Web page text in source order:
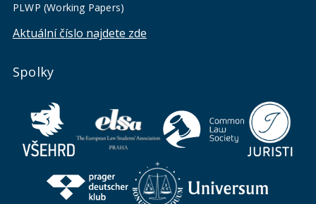
PLWP (Working Papers)
Aktuální číslo najdete zde
Spolky